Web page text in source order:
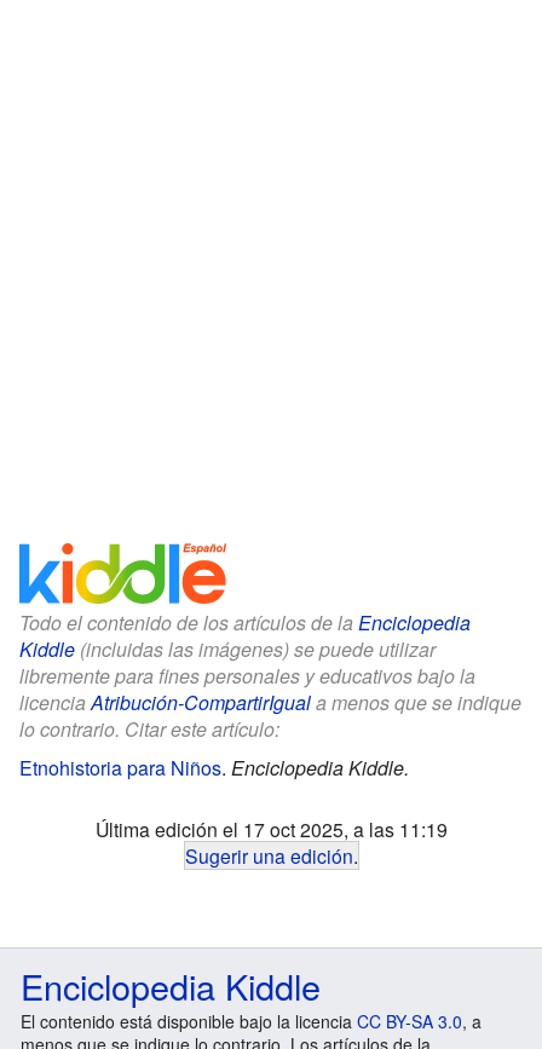
Todo el contenido de los artículos de la Enciclopedia
Kiddle (incluidas las imágenes) se puede utilizar
libremente para fines personales y educativos bajo la
licenciaAtribución-CompartirIguala menos que se indique
lo contrario. Citar este artículo:
Etnohistoria para Niños. Enciclopedia Kiddle.
Última edición el 17 oct 2025, a las 11:19
Sugerir una edición.
Enciclopedia Kiddle
El contenido está disponible bajo la licencia CC BY-SA 3.0, a